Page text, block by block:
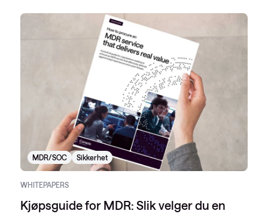
MDR/SOC Sikkerhet
WHITEPAPERS
Kjøpsguide for MDR: Slik velger du en